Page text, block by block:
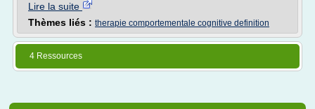
Lire la suite
Thèmes liés : therapie comportementale cognitive definition
4 Ressources